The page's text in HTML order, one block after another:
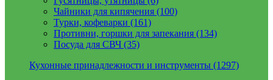
Чайники для кипячения (100)
Турки, кофеварки (161)
Противни, горшки для запекания (134)
Посуда для СВЧ (35)
Кухонные принадлежности и инструменты (1297)